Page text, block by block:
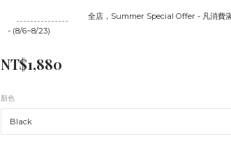
全店，Summer Special Offer - 凡消費
- (8/6~8/23)
NT$1,880
顏色